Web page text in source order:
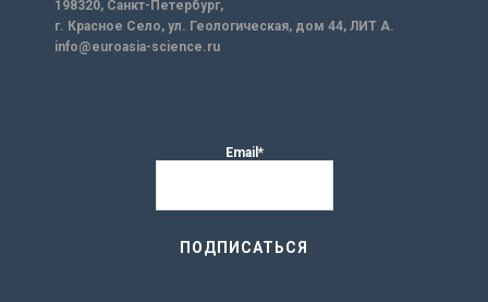
198320, Санкт-Петербург,
г. Красное Село, ул. Геологическая, дом 44, ЛИТ А.
info@euroasia-science.ru
Email*